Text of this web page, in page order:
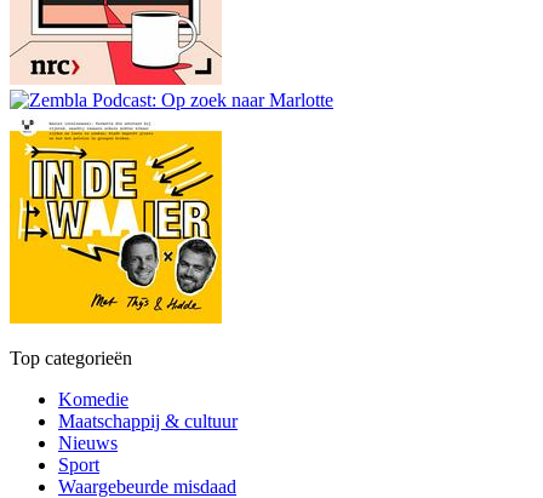
Top categorieën
Komedie
Maatschappij & cultuur
Nieuws
Sport
Waargebeurde misdaad